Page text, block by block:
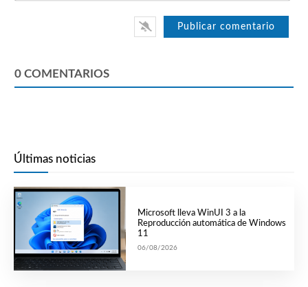
0 COMENTARIOS
Últimas noticias
Microsoft lleva WinUI 3 a la
Reproducción automática de Windows
11
06/08/2026